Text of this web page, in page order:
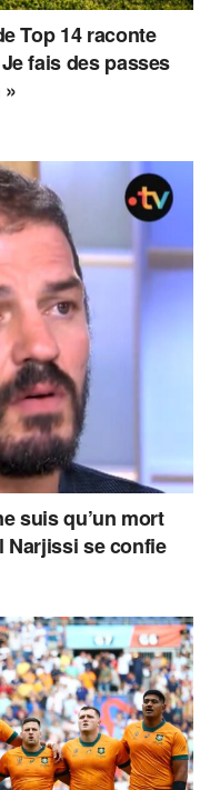
Top 14 raconte
fais des passes
suis qu’un mort
Narjissi se confie